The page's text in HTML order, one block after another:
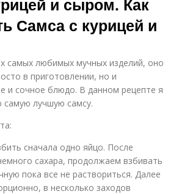
Самса с курицей и
самых любимых мучных изделий, оно
в приготовлении, но и
и сочное блюдо. В данном рецепте я
самую лучшую самсу.
сначала одно яйцо. После
сахара, продолжаем взбивать
пока все не раствориться. Далее
в несколько заходов